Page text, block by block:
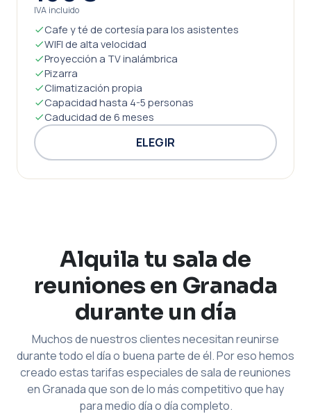
IVA incluido
Cafe y té de cortesía para los asistentes
WIFI de alta velocidad
Proyección a TV inalámbrica
Pizarra
Climatización propia
Capacidad hasta 4-5 personas
Caducidad de 6 meses
ELEGIR
Alquila tu sala de
reuniones en Granada
durante un día
Muchos de nuestros clientes necesitan reunirse
durante todo el día o buena parte de él. Por eso hemos
creado estas tarifas especiales de sala de reuniones
en Granada que son de lo más competitivo que hay
para medio día o día completo.